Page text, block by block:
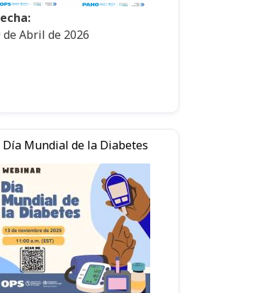
de Abril de 2026
Día Mundial de la Diabetes